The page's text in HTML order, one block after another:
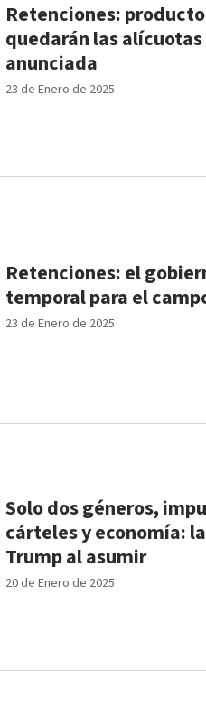
23 de Enero de 2025
Retenciones:
quedarán las
anunciada
23 de Enero de 2025
Retenciones: el
temporal para el
20 de Enero de 2025
Solo dos géneros,
cárteles y economía:
Trump al asumir